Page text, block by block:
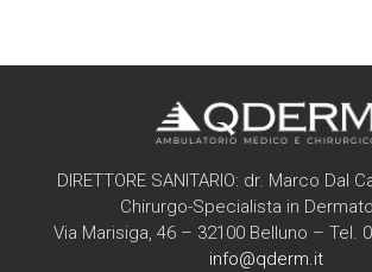
DIRETTORE SANITARIO: dr. Marco Dal
Chirurgo-Specialista in
Via Marisiga, 46 – 32100 Belluno – Tel.
info@qderm.it